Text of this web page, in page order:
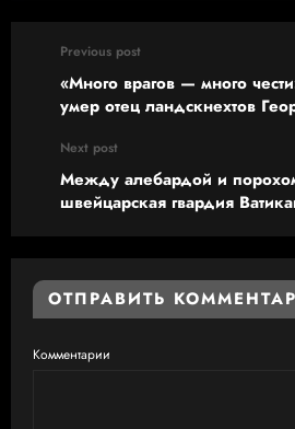
Previous post
«Много врагов — много
умер отец ландскнехтов
Next post
Между алебардой и
швейцарская гвардия
ОТПРАВИТЬ
Комментарии